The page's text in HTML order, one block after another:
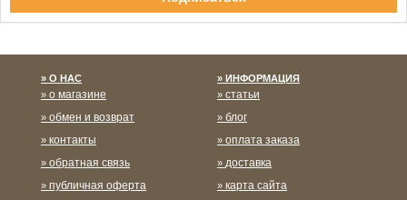
Спасибо за подписку!
О НАС
о магазине
обмен и возврат
контакты
обратная связь
публичная оферта
ИНФОРМАЦИЯ
статьи
блог
оплата заказа
доставка
карта сайта